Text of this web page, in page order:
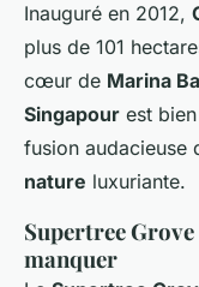
Inauguré en 2012,
plus de 101
cœur de Marina
Singapour est
fusion audacieuse
nature luxuriante.
Supertree Grove
manquer